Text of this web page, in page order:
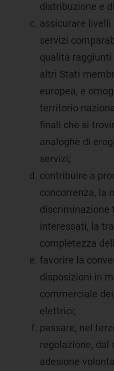
distribuzione e
assicurare livelli
servizi
qualità
altri Stati
europea, e
territorio
finali che si
analoghe di
servizi;
contribuire a
concorrenza, la
discriminazione
interessati, la
completezza
favorire la
disposizioni in
commerciale
elettrici;
passare, nel
regolazione, dal
adesione